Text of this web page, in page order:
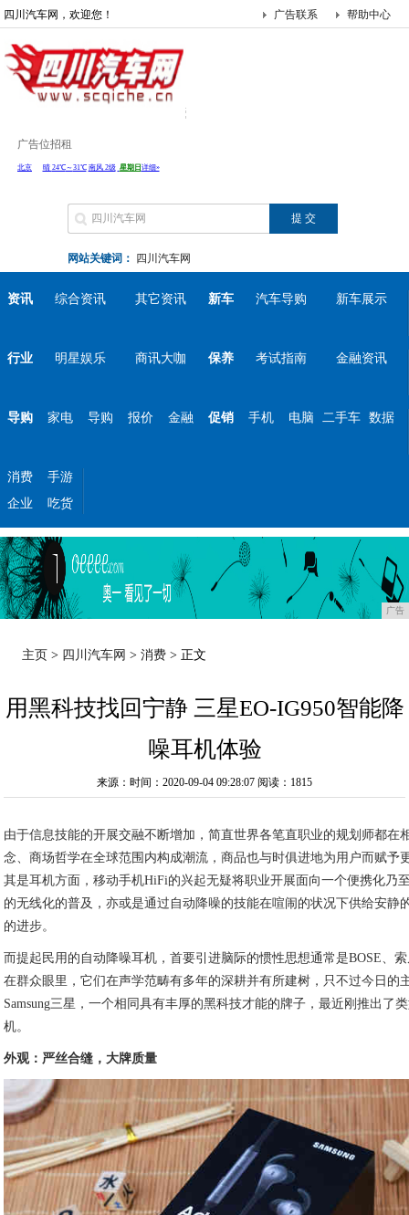
四川汽车网，欢迎您！ 帮助中心
广告联系
广告位招租
网站关键词： 四川汽车网
资讯 综合资讯 其它资讯 新车 汽车导购 新车展示
行业 明星娱乐 商讯大咖 保养 考试指南 金融资讯
导购 家电 导购 报价 金融 促销 手机 电脑 二手车 数据
消费
手游
企业
吃货
广告
主页 > 四川汽车网 >消费 > 正文
用黑科技找回宁静 三星EO-IG950智能降
噪耳机体验
来源：时间：2020-09-04 09:28:07 阅读：1815
由于信息技能的开展交融不断增加，简直世界各笔直职业的规划师都在
念、商场哲学在全球范围内构成潮流，商品也与时俱进地为用户而赋予
其是耳机方面，移动手机HiFi的兴起无疑将职业开展面向一个便携化乃
的无线化的普及，亦或是通过自动降噪的技能在喧闹的状况下供给安静
的进步。
而提起民用的自动降噪耳机，首要引进脑际的惯性思想通常是BOSE、
在群众眼里，它们在声学范畴有多年的深耕并有所建树，只不过今日
Samsung三星，一个相同具有丰厚的黑科技才能的牌子，最近刚推出了
机。
外观：严丝合缝，大牌质量